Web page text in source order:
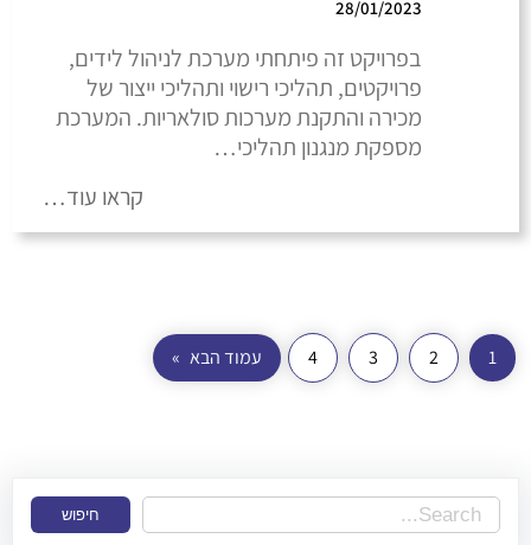
28/01/2023
בפרויקט זה פיתחתי מערכת לניהול לידים,
פרויקטים, תהליכי רישוי ותהליכי ייצור של
מכירה והתקנת מערכות סולאריות. המערכת
מספקת מנגנון תהליכי…
קראו עוד…
1
2
3
4 עמוד הבא »
חיפוש